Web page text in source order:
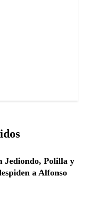
Jediondo, Polilla y
a Alfonso